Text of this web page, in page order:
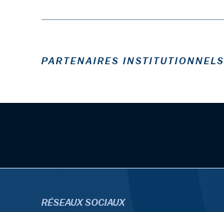
PARTENAIRES INSTITUTIONNELS
RÉSEAUX SOCIAUX